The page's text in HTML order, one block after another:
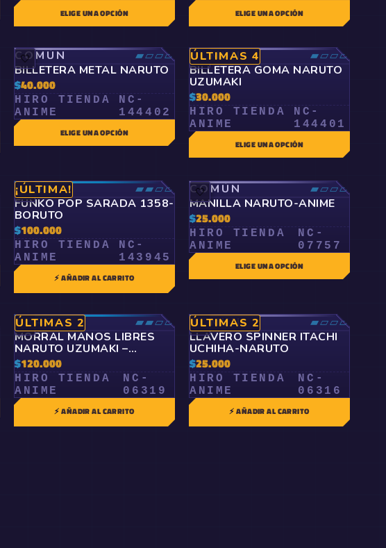
ELIGE UNA OPCIÓN ELIGE UNA OPCIÓN
🤍
COMÚN
▰▱▱▱
BILLETERA METAL NARUTO
$40.000
HIRO TIENDA
ANIME
NC-
144402
ELIGE UNA OPCIÓN
🤍
ÚLTIMAS 4
COMÚN
▰▱▱▱
BILLETERA GOMA NARUTO
UZUMAKI
$30.000
HIRO TIENDA
ANIME
NC-
144401
ELIGE UNA OPCIÓN
🤍
¡ÚLTIMA!
RARO
▰▰▱▱
FUNKO POP SARADA 1358-
BORUTO
$100.000
HIRO TIENDA
ANIME
NC-
143945
⚡ AÑADIR AL CARRITO
🤍
COMÚN
▰▱▱▱
MANILLA NARUTO-ANIME
$25.000
HIRO TIENDA
ANIME
NC-
07757
ELIGE UNA OPCIÓN
🤍
ÚLTIMAS 2
RARO
▰▰▱▱
MORRAL MANOS LIBRES
NARUTO UZUMAKI –
KONOHA
$120.000
HIRO TIENDA
ANIME
NC-
06319
⚡ AÑADIR AL CARRITO
🤍
ÚLTIMAS 2
COMÚN
▰▱▱▱
LLAVERO SPINNER ITACHI
UCHIHA-NARUTO
$25.000
HIRO TIENDA
ANIME
NC-
06316
⚡ AÑADIR AL CARRITO